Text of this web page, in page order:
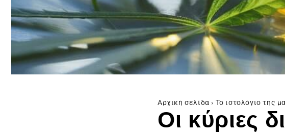
Αρχική σελίδα › Το ιστολόγιο της
Οι κύριες